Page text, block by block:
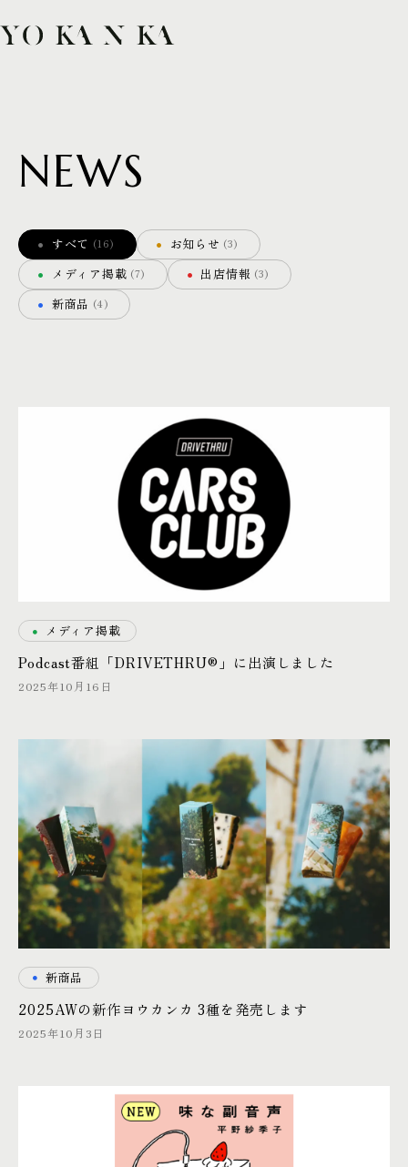
NEWS
・ すべて (16) ・ お知らせ (3)
・ メディア掲載 (7) ・ 出店情報 (3)
・ 新商品 (4)
・メディア掲載
Podcast番組「DRIVETHRU®︎」に出演しました
2025年10月16日
・新商品
2025AWの新作ヨウカンカ 3種を発売します
2025年10月3日
NEWS
CONTACT
SHARE
Copyright © 2026 smiles co., ltd.